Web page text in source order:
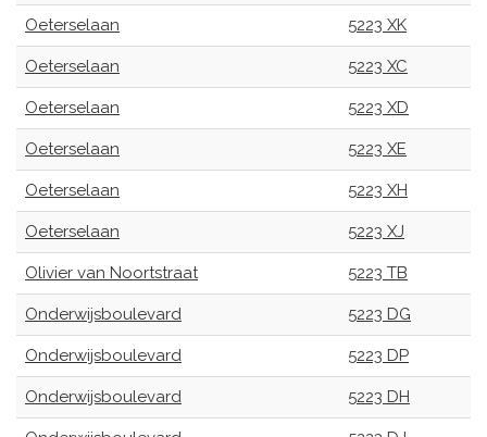
Oeterselaan 5223 XK
Oeterselaan 5223 XC
Oeterselaan 5223 XD
Oeterselaan 5223 XE
Oeterselaan 5223 XH
Oeterselaan 5223 XJ
Olivier van Noortstraat 5223 TB
Onderwijsboulevard 5223 DG
Onderwijsboulevard 5223 DP
Onderwijsboulevard 5223 DH